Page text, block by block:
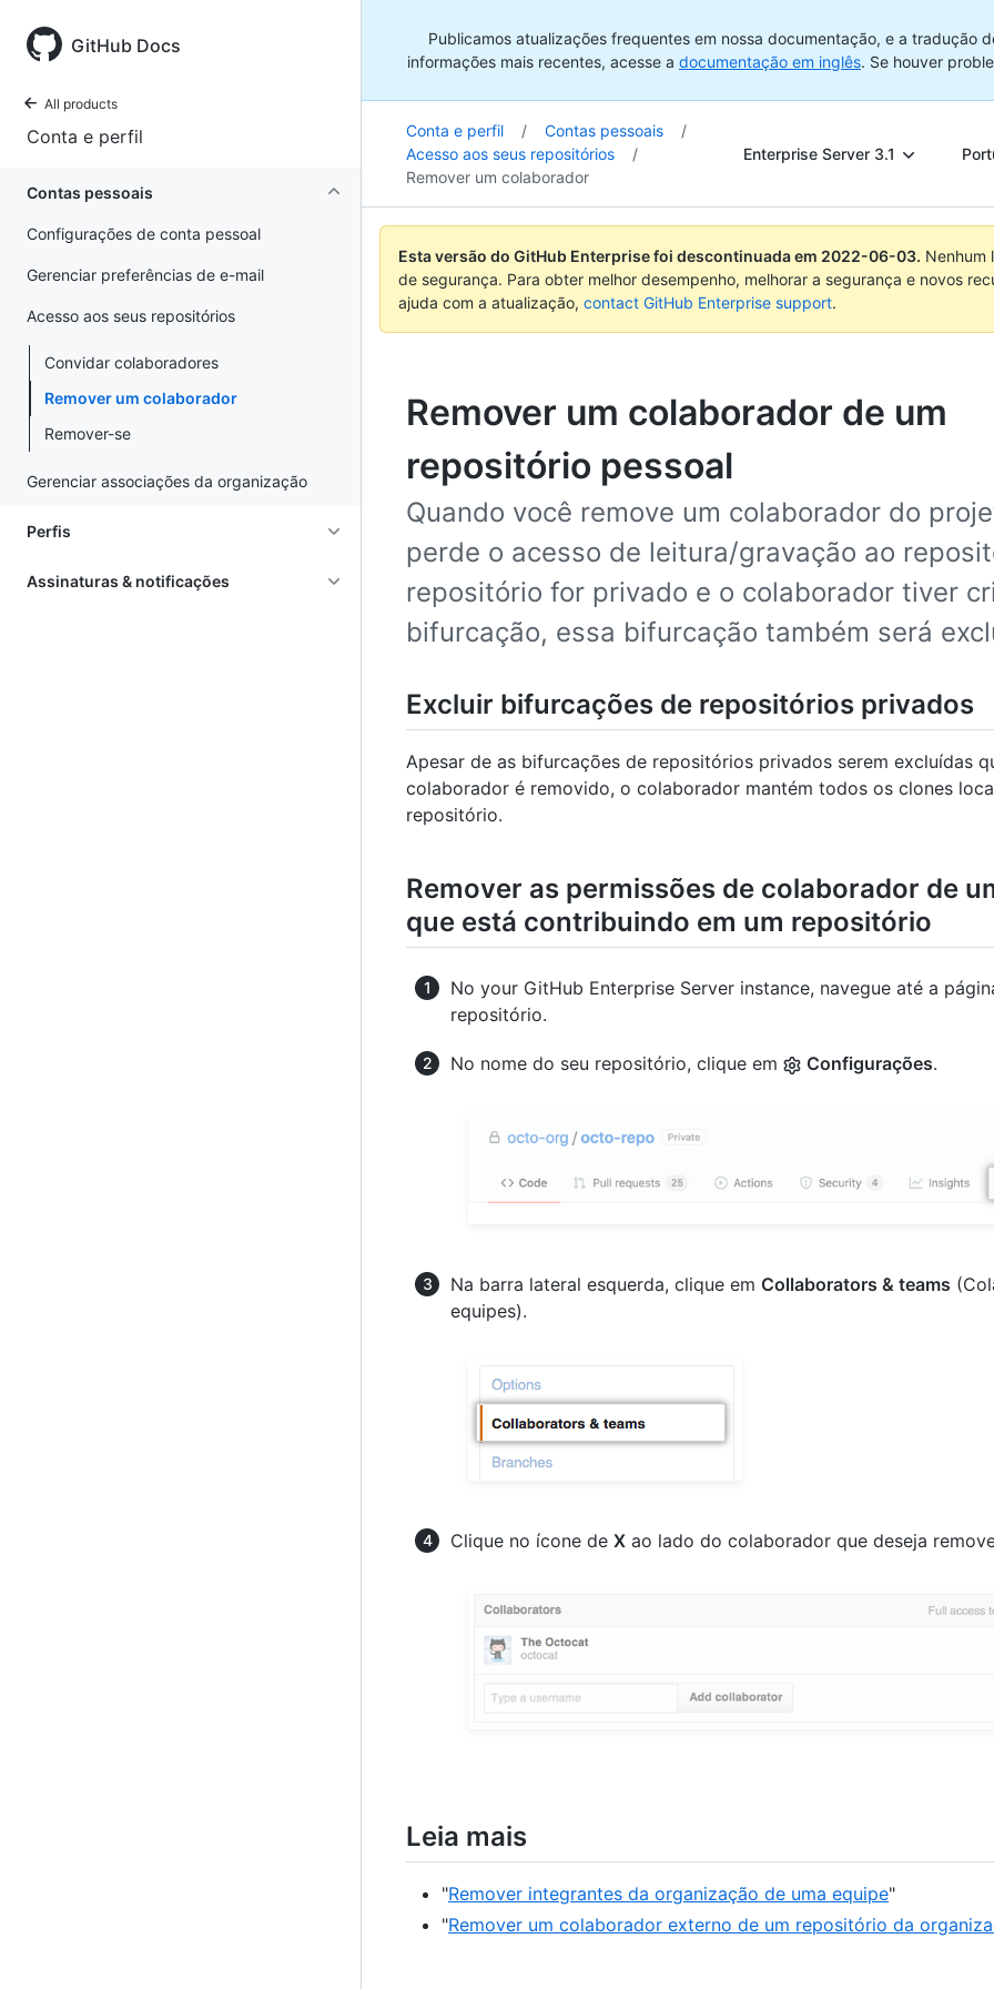
GitHub Docs
All products
Conta e perfil
Contas pessoais
Configurações de conta pessoal
Gerenciar preferências de e-mail
Acesso aos seus repositórios
Convidar colaboradores
Remover um colaborador
Remover-se
Gerenciar associações da organização
Perfis
Assinaturas & notificações
Publicamos atualizações frequentes em nossa documentação, e a tradução
informações mais recentes, acesse a documentação em inglês. Se houver
Conta e perfil / Contas pessoais
/
Acesso aos seus repositórios
/
Remover um colaborador
Enterprise Server 3.1
Esta versão do GitHub Enterprise foi descontinuada em 2022-06-03. Nenhum
de segurança. Para obter melhor desempenho, melhorar a segurança e novos
ajuda com a atualização, contact GitHub Enterprise support.
Remover um colaborador de um
repositório pessoal
Quando você remove um colaborador do
perde o acesso de leitura/gravação ao
repositório for privado e o colaborador tiver
bifurcação, essa bifurcação também será
Excluir bifurcações de repositórios privados
Apesar de as bifurcações de repositórios privados serem excluídas
colaborador é removido, o colaborador mantém todos os clones
repositório.
Remover as permissões de colaborador de
que está contribuindo em um repositório
No your GitHub Enterprise Server instance, navegue até a
repositório.
No nome do seu repositório, clique em Configurações.
Na barra lateral esquerda, clique em Collaborators & teams
equipes).
Clique no ícone de X ao lado do colaborador que deseja
Leia mais
"Remover integrantes da organização de uma equipe"
"Remover um colaborador externo de um repositório da